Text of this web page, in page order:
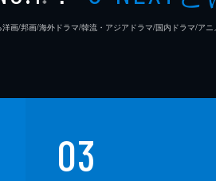
/邦画/海外ドラマ/韓流・アジアドラマ/国内ドラマ/アニ
03